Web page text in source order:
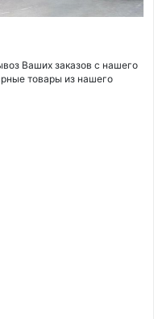
Ваших заказов с нашего
товары из нашего